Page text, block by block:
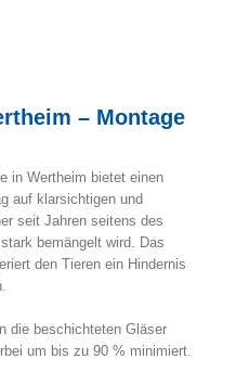
– Montage
in Wertheim bietet einen
auf klarsichtigen und
seit Jahren seitens des
bemängelt wird. Das
den Tieren ein Hindernis
die beschichteten Gläser
um bis zu 90 % minimiert.